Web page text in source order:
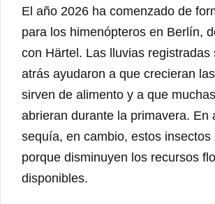
El año 2026 ha comenzado de
para los himenópteros en Berlín,
con Härtel. Las lluvias registradas
atrás ayudaron a que crecieran
sirven de alimento y a que
abrieran durante la primavera. En
sequía, en cambio, estos insectos
porque disminuyen los recursos
disponibles.